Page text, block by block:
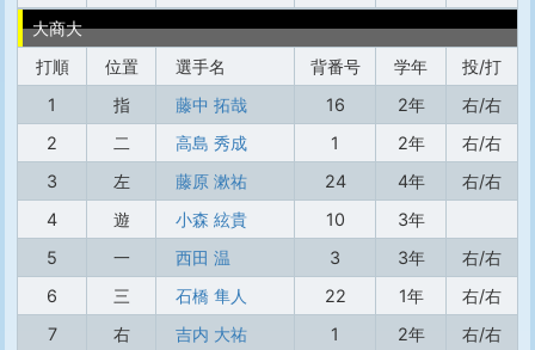
大商大
打順
位置 選手名 背番号 学年
投/打
1
指 藤中 拓哉 16 2年
右/右
2
二 高島 秀成 1 2年
右/右
3
左 藤原 漱祐 24 4年
右/右
4
遊 小森 絃貴 10
3年
5
一 西田 温 3 3年
右/右
6
三 石橋 隼人 22 1年
右/右
7
右 吉内 大祐 1 2年
右/右